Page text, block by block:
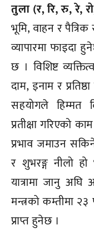
तुला (र, रि, रु, रे,
भूमि, वाहन र
व्यापारमा फाइदा
छ । विशिष्ट
दाम, इनाम र
सहयोगले हिम्मत
प्रतीक्षा गरिएको
प्रभाव जमाउन
र शुभरङ्ग नीलो
यात्रामा जानु
मन्त्रको कम्तीमा
प्राप्त हुनेछ ।